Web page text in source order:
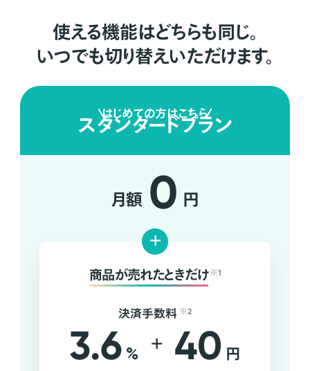
使える機能はどちらも同じ。
いつでも切り替えいただけます。
はじめての方はこちら
スタンダードプラン
月額 0 円
+
商品が売れたときだけ ※1
決済手数料 ※2
3.6 % + 40 円